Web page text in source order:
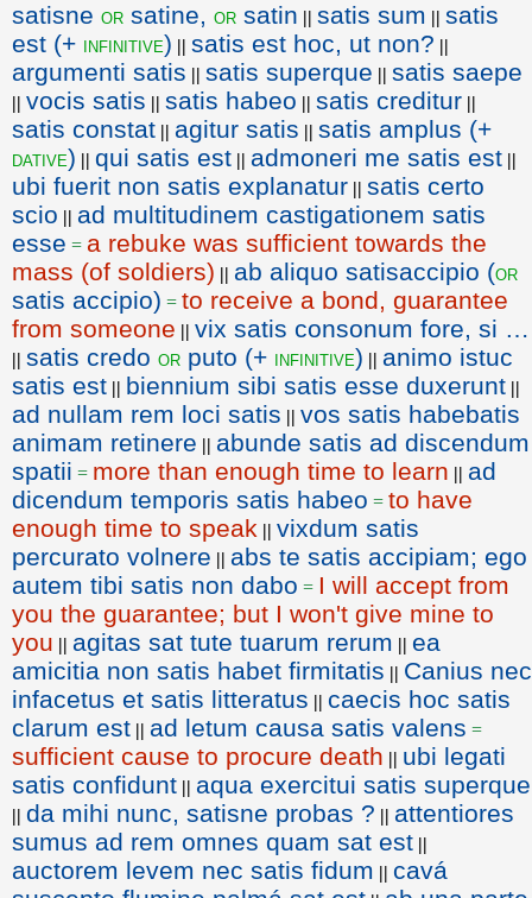
satisne or satine, or satin || satis sum || satis
est (+ infinitive) || satis est hoc, ut non? ||
argumenti satis || satis superque || satis saepe
|| vocis satis || satis habeo || satis creditur ||
satis constat || agitur satis || satis amplus (+
dative) || qui satis est || admoneri me satis est ||
ubi fuerit non satis explanatur || satis certo
scio || ad multitudinem castigationem satis
esse = a rebuke was sufficient towards the
mass (of soldiers) || ab aliquo satisaccipio (or
satis accipio) = to receive a bond, guarantee
from someone || vix satis consonum fore, si …
|| satis credo or puto (+ infinitive) || animo istuc
satis est || biennium sibi satis esse duxerunt ||
ad nullam rem loci satis || vos satis habebatis
animam retinere || abunde satis ad discendum
spatii = more than enough time to learn || ad
dicendum temporis satis habeo = to have
enough time to speak || vixdum satis
percurato volnere || abs te satis accipiam; ego
autem tibi satis non dabo = I will accept from
you the guarantee; but I won't give mine to
you || agitas sat tute tuarum rerum || ea
amicitia non satis habet firmitatis || Canius nec
infacetus et satis litteratus || caecis hoc satis
clarum est || ad letum causa satis valens =
sufficient cause to procure death || ubi legati
satis confidunt || aqua exercitui satis superque
|| da mihi nunc, satisne probas ? || attentiores
sumus ad rem omnes quam sat est ||
auctorem levem nec satis fidum || cavá